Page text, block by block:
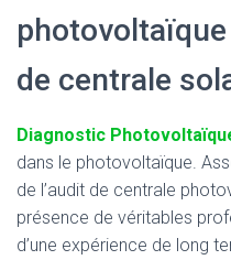
de centrale
Diagnostic
dans le photovoltaïque.
de l’audit de centrale
présence de véritables
d’une expérience de long